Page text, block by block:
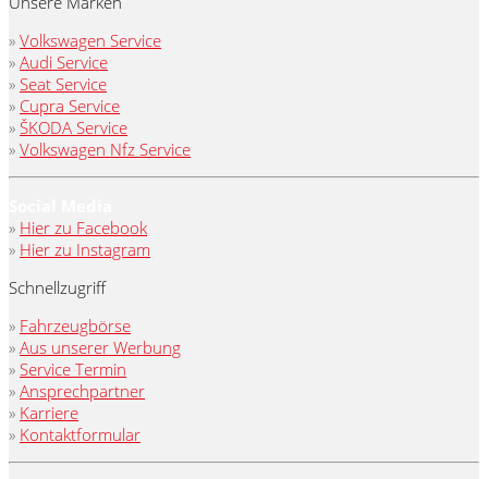
» Volkswagen Service
» Audi Service
» Seat Service
» Cupra Service
» ŠKODA Service
» Volkswagen Nfz Service
» Hier zu Facebook
» Hier zu Instagram
Schnellzugriff
» Fahrzeugbörse
» Aus unserer Werbung
» Service Termin
» Ansprechpartner
» Karriere
» Kontaktformular